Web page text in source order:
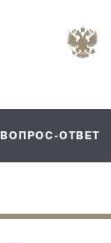
ВОПРОС-ОТВЕТ